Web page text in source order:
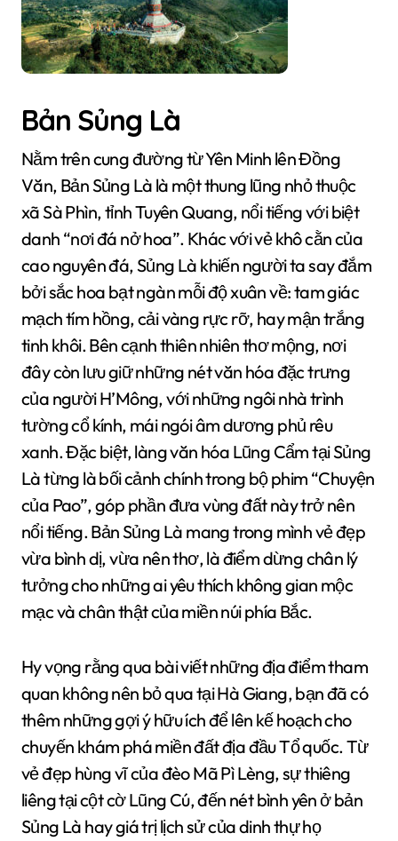
Bản Sủng Là
Nằm trên cung đường từ Yên Minh lên Đồng
Văn, Bản Sủng Là là một thung lũng nhỏ thuộc
xã Sà Phìn, tỉnh Tuyên Quang, nổi tiếng với biệt
danh “nơi đá nở hoa”. Khác với vẻ khô cằn của
cao nguyên đá, Sủng Là khiến người ta say đắm
bởi sắc hoa bạt ngàn mỗi độ xuân về: tam giác
mạch tím hồng, cải vàng rực rỡ, hay mận trắng
tinh khôi. Bên cạnh thiên nhiên thơ mộng, nơi
đây còn lưu giữ những nét văn hóa đặc trưng
của người H’Mông, với những ngôi nhà trình
tường cổ kính, mái ngói âm dương phủ rêu
xanh. Đặc biệt, làng văn hóa Lũng Cẩm tại Sủng
Là từng là bối cảnh chính trong bộ phim “Chuyện
của Pao”, góp phần đưa vùng đất này trở nên
nổi tiếng. Bản Sủng Là mang trong mình vẻ đẹp
vừa bình dị, vừa nên thơ, là điểm dừng chân lý
tưởng cho những ai yêu thích không gian mộc
mạc và chân thật của miền núi phía Bắc.
Hy vọng rằng qua bài viết những địa điểm tham
quan không nên bỏ qua tại Hà Giang, bạn đã có
thêm những gợi ý hữu ích để lên kế hoạch cho
chuyến khám phá miền đất địa đầu Tổ quốc. Từ
vẻ đẹp hùng vĩ của đèo Mã Pì Lèng, sự thiêng
liêng tại cột cờ Lũng Cú, đến nét bình yên ở bản
Sủng Là hay giá trị lịch sử của dinh thự họ